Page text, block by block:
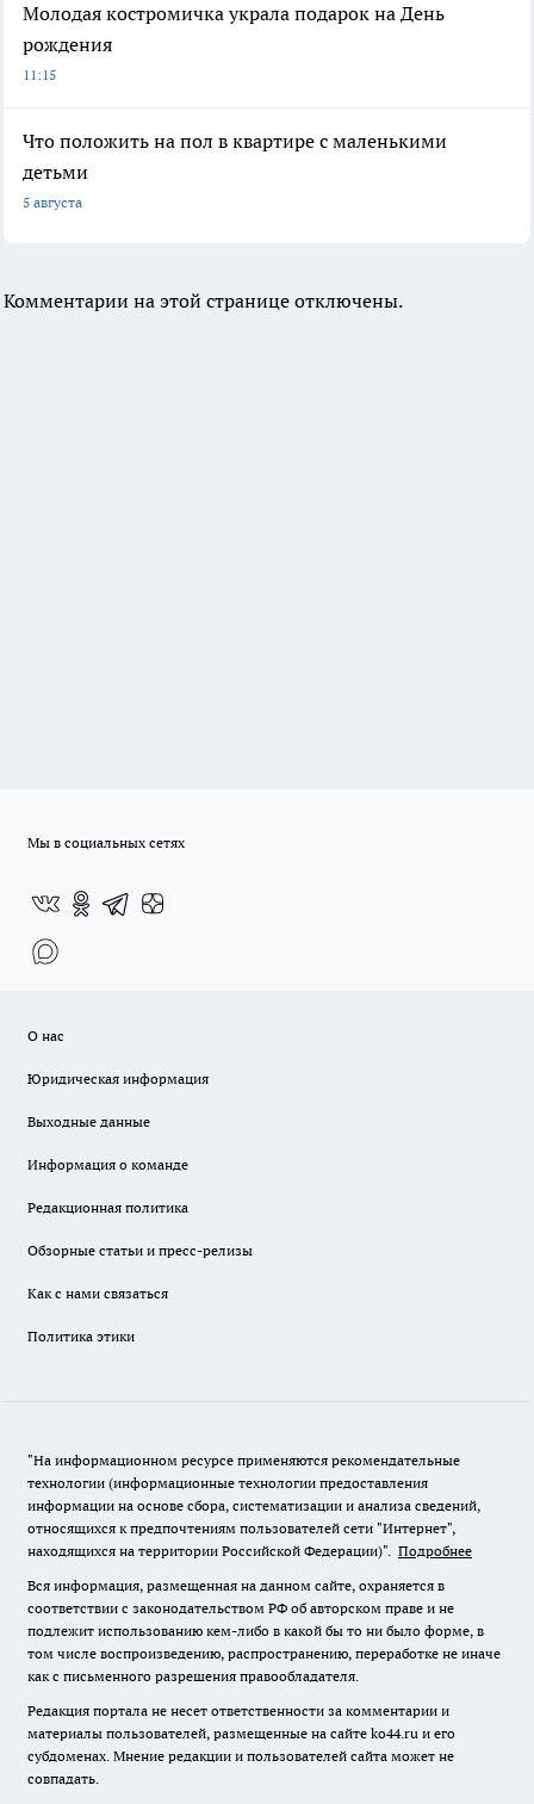
Молодая костромичка украла подарок на День
рождения
11:15
Что положить на пол в квартире с маленькими
детьми
5 августа
Комментарии на этой странице отключены.
Мы в социальных сетях
О нас
Юридическая информация
Выходные данные
Информация о команде
Редакционная политика
Обзорные статьи и пресс-релизы
Как с нами связаться
Политика этики
"На информационном ресурсе применяются рекомендательные
технологии (информационные технологии предоставления
информации на основе сбора, систематизации и анализа сведений,
относящихся к предпочтениям пользователей сети "Интернет",
находящихся на территории Российской Федерации)". Подробнее
Вся информация, размещенная на данном сайте, охраняется в
соответствии с законодательством РФ об авторском праве и не
подлежит использованию кем-либо в какой бы то ни было форме, в
том числе воспроизведению, распространению, переработке не иначе
как с письменного разрешения правообладателя.
Редакция портала не несет ответственности за комментарии и
материалы пользователей, размещенные на сайте ko44.ru и его
субдоменах. Мнение редакции и пользователей сайта может не
совпадать.